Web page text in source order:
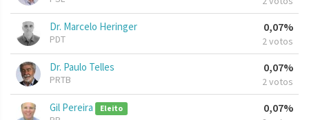
Dr. Marcelo Heringer
PDT
0,07%
2 votos
Dr. Paulo Telles
PRTB
0,07%
2 votos
Gil Pereira Eleito 0,07%